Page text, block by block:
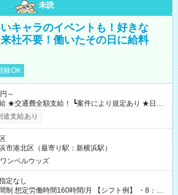
未読
キャラのイベントも！好きな
社不要！働いたその日に給料
験OK
～
★日払
定あり） ┗働いたその日に現金GET♪ お仕事後はコ
日払い分を引き落とせます！ 【試用期間】試
途支給あり
市港北区（最寄り駅：新横浜駅）
ンベルウッズ
定なし
労働時間160時間/月 【シフト例】 ・8：00